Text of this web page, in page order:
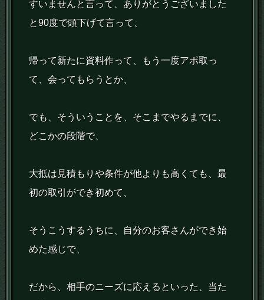
すいませんと言って、ありがとうございました
と90度で頭下げて言って、
帰って新たに資料作って、もう一度アポ取っ
て、会ってもらうとか、
でも、そういうことを、そこまでやるまでに、
どこかの段階で、
大抵は見積もりや条件が他よりも高くても、最
初の取引ができ初めて、
そうこうするうちに、自分のお客さんができ始
めた感じで、
だから、相手のニーズに応えるといった、当た